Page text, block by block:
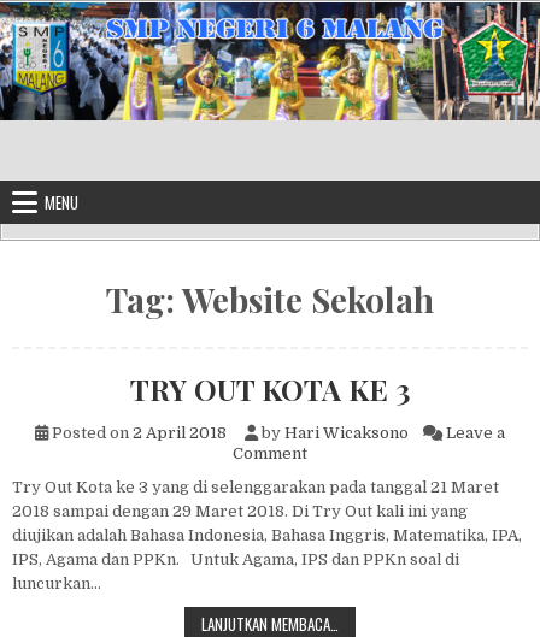
Skip to content
MENU
Tag:Website Sekolah
TRY OUT KOTA KE 3
Posted on 2 April 2018 by Hari Wicaksono
Leave a
Commenton TRY OUT KOTA KE 3
Try Out Kota ke 3 yang di selenggarakan pada tanggal 21 Maret
2018 sampai dengan 29 Maret 2018. Di Try Out kali ini yang
diujikan adalah Bahasa Indonesia, Bahasa Inggris, Matematika, IPA,
IPS, Agama dan PPKn. Untuk Agama, IPS dan PPKn soal di
luncurkan…
LANJUTKAN MEMBACA…